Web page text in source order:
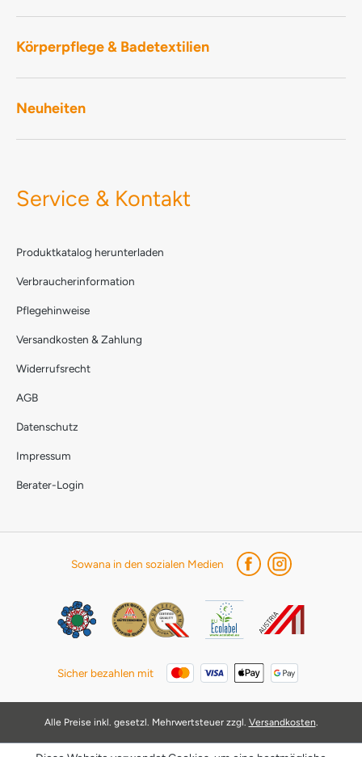
Körperpflege & Badetextilien
Neuheiten
Service & Kontakt
Produktkatalog herunterladen
Verbraucherinformation
Pflegehinweise
Versandkosten & Zahlung
Widerrufsrecht
AGB
Datenschutz
Impressum
Berater-Login
Sowana in den sozialen Medien
Sicher bezahlen mit
Alle Preise inkl. gesetzl. Mehrwertsteuer zzgl. Versandkosten.